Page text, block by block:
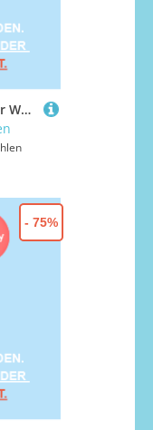
Malen nach Zahlen - Wilder Wald 22, ohne Rahmen
- 75%